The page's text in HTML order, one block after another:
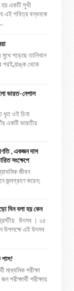
হয় একটি সুখী
এই পবিত্র বন্ধনকে
পড়েছে তালিবান
পরই ব্য়াঙ্ক থেকে
ভারত-নেপাল
ধৃত ওই চিনা
একটি ভারতীয়
, একজন দাস
সংক্ষেপে
জীবন
জন্মগ্রহণ করেন;
দিন বলা হয় কেন
উৎসব । ২৫
উপলক্ষে এই উৎসব
পাস!
মাধ্যমিক পরীক্ষা
পরীক্ষায়